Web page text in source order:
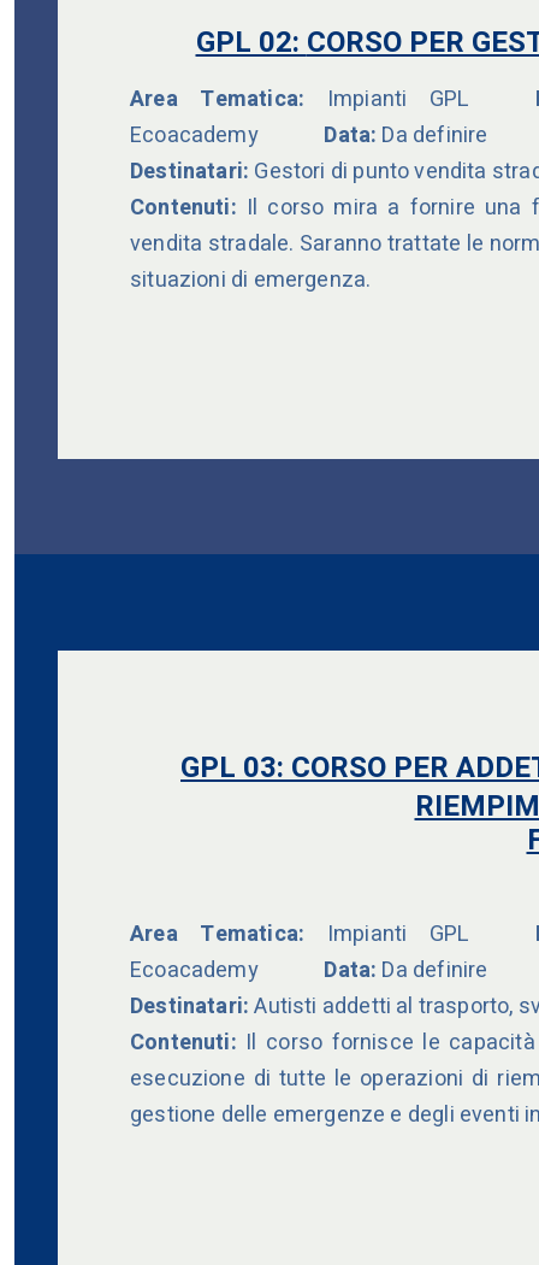
GPL 02:CORSO PER
Area Tematica: Impianti GPL
EcoacademyData: Da definire
Destinatari: Gestori di punto vendita
Contenuti: Il corso mira a fornire una
vendita stradale. Saranno trattate le
situazioni di emergenza.
GPL 03: CORSO PER
Area Tematica: Impianti GPL
EcoacademyData: Da definire
Destinatari:Autisti addetti al trasporto,
Contenuti: Il corso fornisce le
esecuzione di tutte le operazioni di
gestione delle emergenze e degli eventi